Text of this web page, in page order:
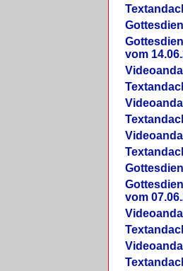
vom
vom